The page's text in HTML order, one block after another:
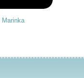
Marinka